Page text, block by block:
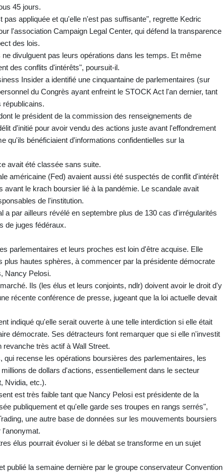
45 jours.
pas appliquée et qu'elle n'est pas suffisante", regrette Kedric
l'association Campaign Legal Center, qui défend la transparence
des lois.
divulguent pas leurs opérations dans les temps. Et même
des conflits d'intérêts", poursuit-il.
Insider a identifié une cinquantaine de parlementaires (sur
du Congrès ayant enfreint le STOCK Act l'an dernier, tant
le président de la commission des renseignements de
d'initié pour avoir vendu des actions juste avant l'effondrement
qu'ils bénéficiaient d'informations confidentielles sur la
avait été classée sans suite.
américaine (Fed) avaient aussi été suspectés de conflit d'intérêt
avant le krach boursier lié à la pandémie. Le scandale avait
de l'institution.
a par ailleurs révélé en septembre plus de 130 cas d'irrégularités
de juges fédéraux.
parlementaires et leurs proches est loin d'être acquise. Elle
plus hautes sphères, à commencer par la présidente démocrate
Nancy Pelosi.
Ils (les élus et leurs conjoints, ndlr) doivent avoir le droit d'y
récente conférence de presse, jugeant que la loi actuelle devait
indiqué qu'elle serait ouverte à une telle interdiction si elle était
démocrate. Ses détracteurs font remarquer que si elle n'investit
très actif à Wall Street.
qui recense les opérations boursières des parlementaires, les
de dollars d'actions, essentiellement dans le secteur
Nvidia, etc.).
est très faible tant que Nancy Pelosi est présidente de la
publiquement et qu'elle garde ses troupes en rangs serrés",
une autre base de données sur les mouvements boursiers
l'anonymat.
élus pourrait évoluer si le débat se transforme en un sujet
publié la semaine dernière par le groupe conservateur Convention